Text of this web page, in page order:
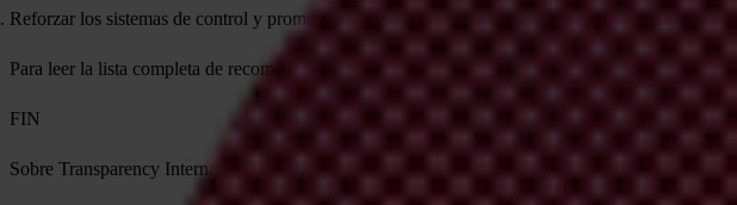
Reforzar los sistemas de control y promover la separación de poderes.
Para leer la lista completa de recomendaciones, visitar www.transparency.org/cpi2019
FIN
Sobre Transparency International